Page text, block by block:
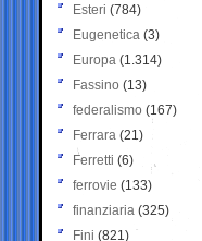
Esteri (784)
Eugenetica (3)
Europa (1.314)
Fassino (13)
federalismo (167)
Ferrara (21)
Ferretti (6)
ferrovie (133)
finanziaria (325)
Fini (821)